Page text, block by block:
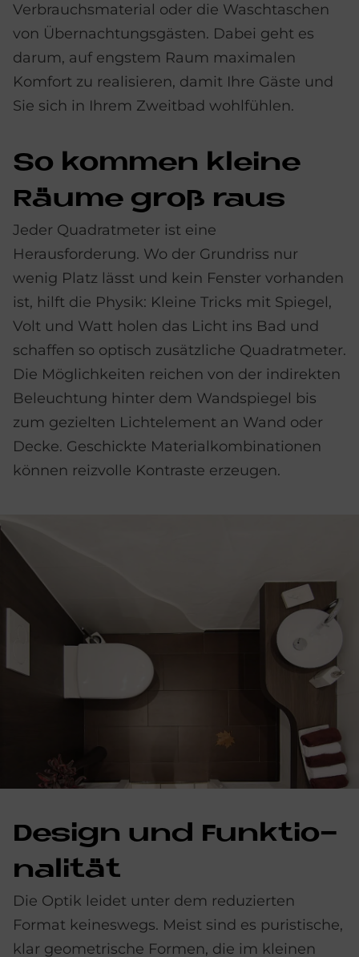
Verbrauchsmaterial oder die Waschtaschen
von Übernachtungsgästen. Dabei geht es
darum, auf engstem Raum maximalen
Komfort zu realisieren, damit Ihre Gäste und
Sie sich in Ihrem Zweitbad wohlfühlen.
So kom­men klei­ne
Räu­me groß raus
Jeder Quadratmeter ist eine
Herausforderung. Wo der Grundriss nur
wenig Platz lässt und kein Fenster vorhanden
ist, hilft die Physik: Kleine Tricks mit Spiegel,
Volt und Watt holen das Licht ins Bad und
schaffen so optisch zusätzliche Quadrat­meter.
Die Möglichkeiten reichen von der indirekten
Beleuchtung hinter dem Wand­spiegel bis
zum gezielten Licht­element an Wand oder
Decke. Geschickte Material­kombinationen
können reizvolle Kontraste erzeugen.
De­sign und Funk­tio­
na­li­tät
Die Optik leidet unter dem reduzierten
Format keineswegs. Meist sind es puristische,
klar geometrische Formen, die im kleinen